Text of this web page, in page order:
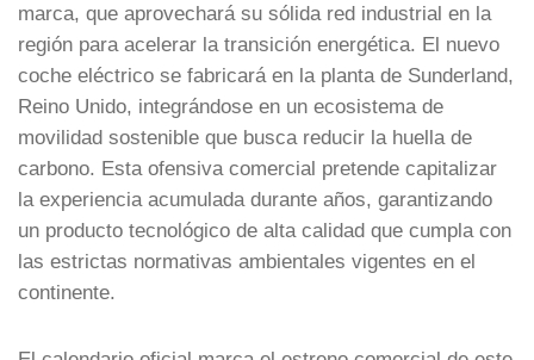
marca, que aprovechará su sólida red industrial en la
región para acelerar la transición energética. El nuevo
coche eléctrico se fabricará en la planta de Sunderland,
Reino Unido, integrándose en un ecosistema de
movilidad sostenible que busca reducir la huella de
carbono. Esta ofensiva comercial pretende capitalizar
la experiencia acumulada durante años, garantizando
un producto tecnológico de alta calidad que cumpla con
las estrictas normativas ambientales vigentes en el
continente.